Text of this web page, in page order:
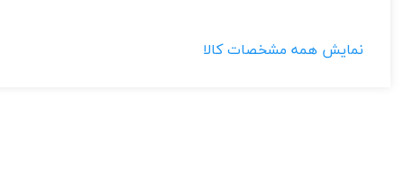
نمایش همه مشخصات کالا